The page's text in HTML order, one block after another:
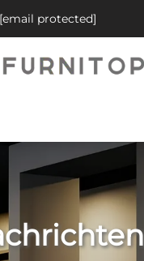
[email protected]